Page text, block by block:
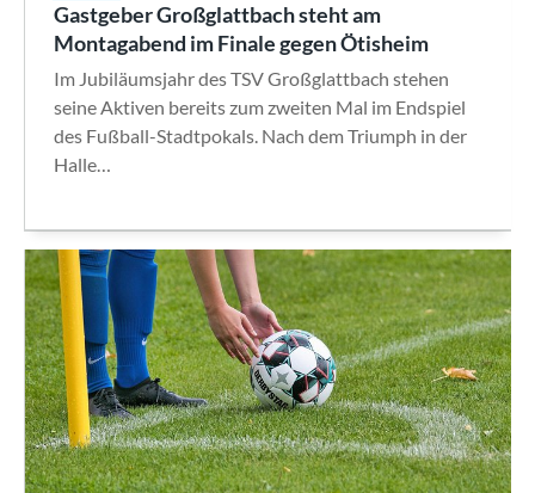
Gastgeber Großglattbach steht am
Montagabend im Finale gegen Ötisheim
Im Jubiläumsjahr des TSV Großglattbach stehen
seine Aktiven bereits zum zweiten Mal im Endspiel
des Fußball-Stadtpokals. Nach dem Triumph in der
Halle…